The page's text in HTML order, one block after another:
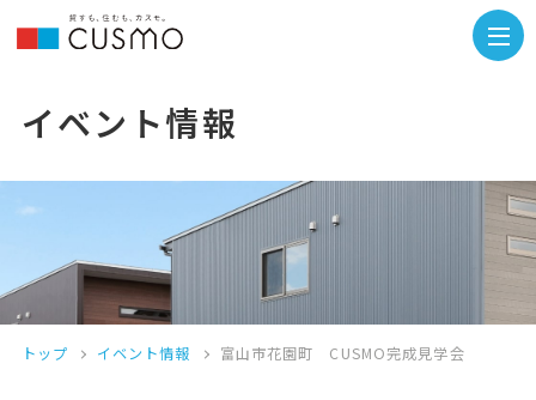
イベント情報
トップ イベント情報 富山市花園町 CUSMO完成見学会